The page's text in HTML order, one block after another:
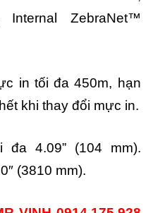
ZebraNet™
in tối đa 450m, hạn
khi thay đổi mực in.
4.09” (104 mm).
(3810 mm).